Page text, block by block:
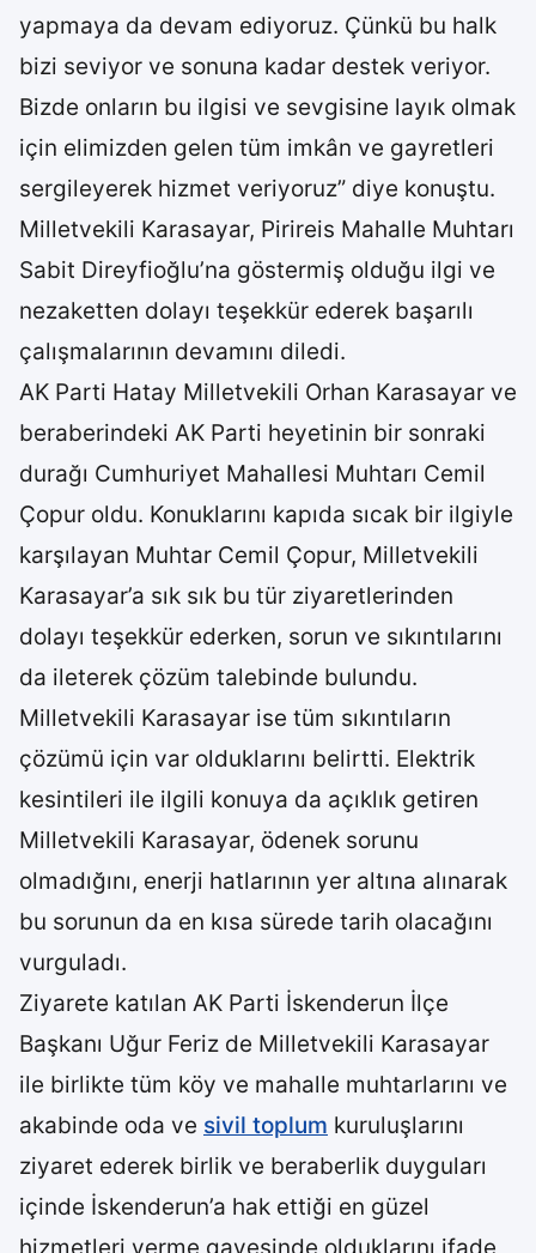
yapmaya da devam ediyoruz. Çünkü bu halk
bizi seviyor ve sonuna kadar destek veriyor.
Bizde onların bu ilgisi ve sevgisine layık olmak
için elimizden gelen tüm imkân ve gayretleri
sergileyerek hizmet veriyoruz” diye konuştu.
Milletvekili Karasayar, Pirireis Mahalle Muhtarı
Sabit Direyfioğlu’na göstermiş olduğu ilgi ve
nezaketten dolayı teşekkür ederek başarılı
çalışmalarının devamını diledi.
AK Parti Hatay Milletvekili Orhan Karasayar ve
beraberindeki AK Parti heyetinin bir sonraki
durağı Cumhuriyet Mahallesi Muhtarı Cemil
Çopur oldu. Konuklarını kapıda sıcak bir ilgiyle
karşılayan Muhtar Cemil Çopur, Milletvekili
Karasayar’a sık sık bu tür ziyaretlerinden
dolayı teşekkür ederken, sorun ve sıkıntılarını
da ileterek çözüm talebinde bulundu.
Milletvekili Karasayar ise tüm sıkıntıların
çözümü için var olduklarını belirtti. Elektrik
kesintileri ile ilgili konuya da açıklık getiren
Milletvekili Karasayar, ödenek sorunu
olmadığını, enerji hatlarının yer altına alınarak
bu sorunun da en kısa sürede tarih olacağını
vurguladı.
Ziyarete katılan AK Parti İskenderun İlçe
Başkanı Uğur Feriz de Milletvekili Karasayar
ile birlikte tüm köy ve mahalle muhtarlarını ve
akabinde oda ve sivil toplum kuruluşlarını
ziyaret ederek birlik ve beraberlik duyguları
içinde İskenderun’a hak ettiği en güzel